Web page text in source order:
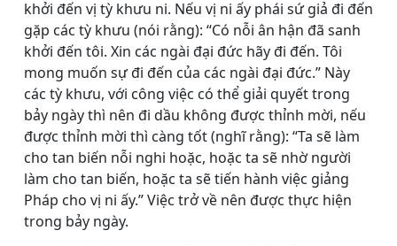
khởi đến vị tỳ khưu ni. Nếu vị ni ấy phái sứ giả đi đến
gặp các tỳ khưu (nói rằng): “Có nỗi ân hận đã sanh
khởi đến tôi. Xin các ngài đại đức hãy đi đến. Tôi
mong muốn sự đi đến của các ngài đại đức.” Này
các tỳ khưu, với công việc có thể giải quyết trong
bảy ngày thì nên đi dầu không được thỉnh mời, nếu
được thỉnh mời thì càng tốt (nghĩ rằng): “Ta sẽ làm
cho tan biến nỗi nghi hoặc, hoặc ta sẽ nhờ người
làm cho tan biến, hoặc ta sẽ tiến hành việc giảng
Pháp cho vị ni ấy.” Việc trở về nên được thực hiện
trong bảy ngày.